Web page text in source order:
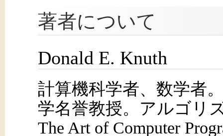
著者について
Donald E. Knuth
計算機科学者、数学者
学名誉教授。アルゴリ
The Art of Computer